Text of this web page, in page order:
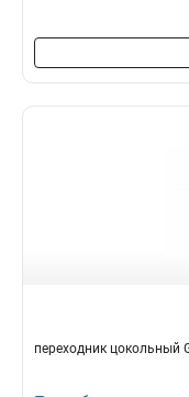
переходник цокольный